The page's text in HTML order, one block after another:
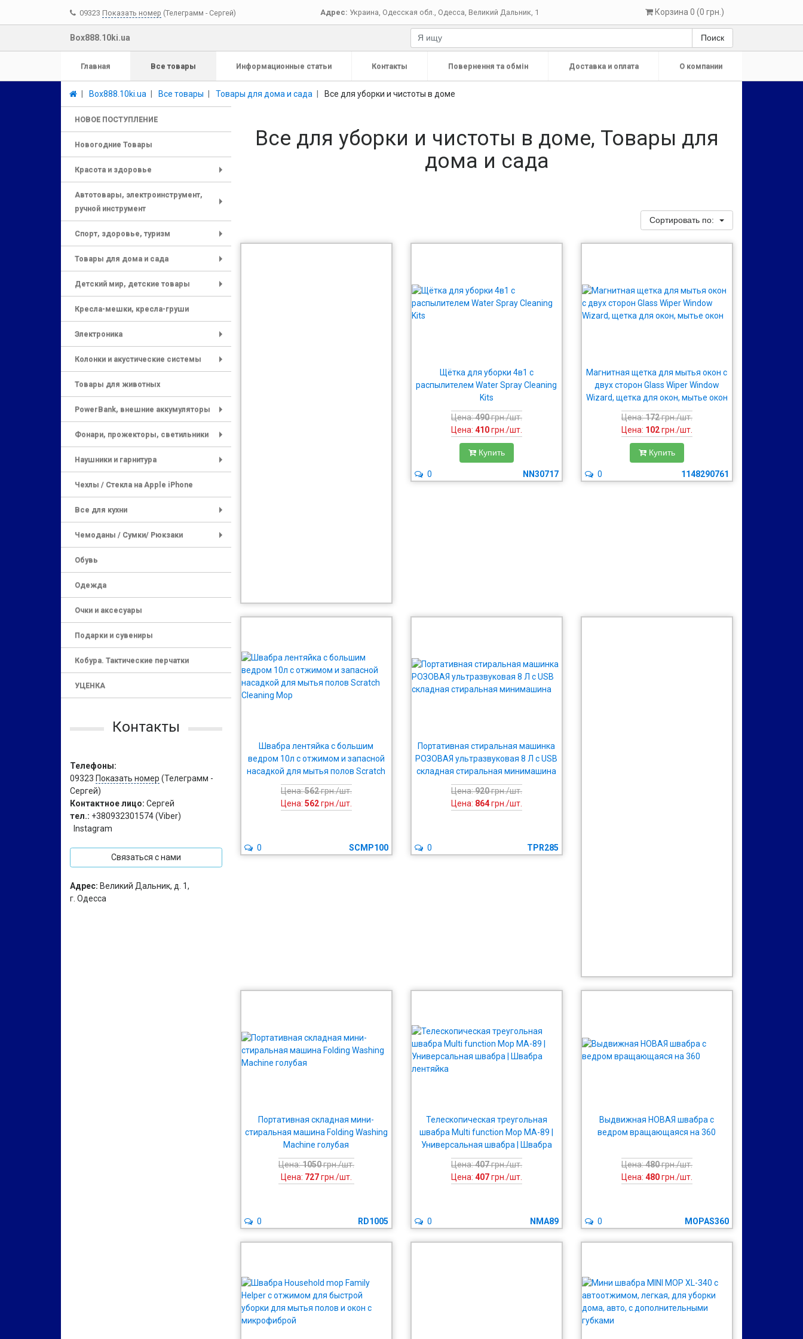
09323 Показать номер (Телеграмм - Сергей) Адрес: Украина Одесская обл. Одесса Великий Дальник, 1 Корзина 0 (0 грн.)
Box888.10ki.ua Поиск
Главная Все товары Информационные статьи Контакты Повернення та обмін Доставка и оплата О компании
Box888.10ki.ua Все товары Товары для дома и сада Все для уборки и чистоты в доме
НОВОЕ ПОСТУПЛЕНИЕ
Новогодние Товары
Красота и здоровье
Автотовары, электроинструмент,
ручной инструмент
Спорт, здоровье, туризм
Товары для дома и сада
Детский мир, детские товары
Кресла-мешки, кресла-груши
Электроника
Колонки и акустические системы
Товары для животных
PowerBank, внешние аккумуляторы
Фонари, прожекторы, светильники
Наушники и гарнитура
Чехлы / Стекла на Apple iPhone
Все для кухни
Чемоданы / Сумки/ Рюкзаки
Обувь
Одежда
Очки и аксесуары
Подарки и сувениры
Кобура. Тактические перчатки
УЦЕНКА
Контакты
Телефоны:
09323 Показать номер (Телеграмм -
Сергей)
Контактное лицо: Сергей
тел.: +380932301574 (Viber)
Instagram
Связаться с нами
Адрес: Великий Дальник, д. 1,
г. Одесса
Все для уборки и чистоты в доме, Товары для
дома и сада
Сортировать по:
Щётка для уборки 4в1 с
распылителем Water Spray Cleaning
Kits
Цена:490грн./шт.
Цена: 410грн./шт.
Купить
NN30717
0
Магнитная щетка для мытья окон с
двух сторон Glass Wiper Window
Wizard, щетка для окон, мытье окон
Цена:172грн./шт.
Цена: 102грн./шт.
Купить
1148290761
0
Швабра лентяйка с большим
ведром 10л с отжимом и запасной
насадкой для мытья полов Scratch
Cleaning Mop
Цена:562грн./шт.
Цена: 562грн./шт.
SCMP100
0
Портативная стиральная машинка
РОЗОВАЯ ультразвуковая 8 Л с USB
складная стиральная минимашина
Цена:920грн./шт.
Цена: 864грн./шт.
TPR285
0
Портативная складная мини-
стиральная машина Folding Washing
Machine голубая
Цена:1050грн./шт.
Цена: 727грн./шт.
RD1005
0
Телескопическая треугольная
швабра Multi function Mop MA-89 |
Универсальная швабра | Швабра
лентяйка
Цена:407грн./шт.
Цена: 407грн./шт.
NMA89
0
Выдвижная НОВАЯ швабра с
ведром вращающаяся на 360
Цена:480грн./шт.
Цена: 480грн./шт.
MOPAS360
0